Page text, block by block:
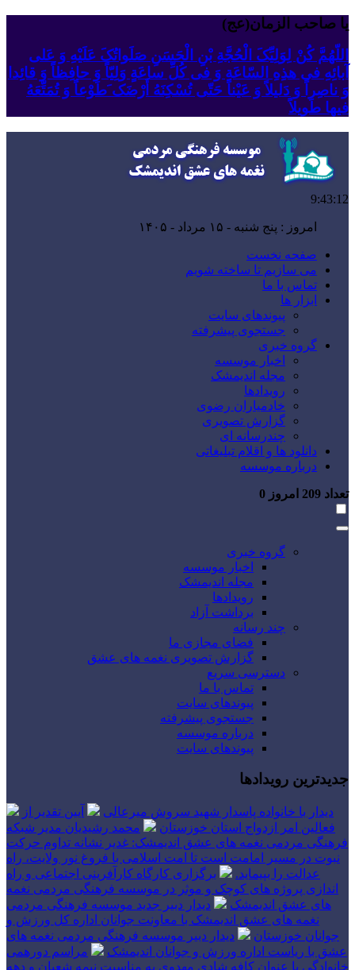
یا صاحب الزمان(عج)
اللّهُمَّ کُنْ لِوَلِیِّکَ الْحُجَّةِ بْنِ الْحَسَنِ صَلَواتُکَ عَلَیْهِ وَ عَلى
آبائِهِ فی هذِهِ السّاعَةِ وَ فی کُلِّ ساعَةٍ وَلِیّاً وَ حافِظاً وَ قائِدا
‏وَ ناصِراً وَ دَلیلاً وَ عَیْناً حَتّى تُسْکِنَهُ أَرْضَک َطَوْعاً وَ تُمَتِّعَهُ
فیها طَویلاً
9:43:13
برابر با : 22 - صفر - 1448
صفحه نخست
می سازیم تا ساخته شویم
تماس با ما
ابزار ها
پیوندهای سایت
جستجوی پیشرفته
گروه خبری
اخبار موسسه
مجله اندیمشک
رویدادها
خادمیاران رضوی
گزارش تصویری
چندرسانه ای
دانلود ها و اقلام تبلیغاتی
درباره موسسه
تعداد امروز 0
گروه خبری
اخبار موسسه
مجله اندیمشک
رویدادها
برداشت آزاد
چند رسانه
فضای مجازی ما
گزارش تصویری نغمه های عشق
دسترسی سریع
تماس با ما
پیوندهای سایت
جستجوی پیشرفته
درباره موسسه
پیوندهای سایت
جدیدترین رویدادها
دیدار با خانواده پاسدار شهید سروش میرعالی
آیین تقدیر از
فعالین امر ازدواج استان خوزستان
محمد رشیدیان مدیر شبکه
فرهنگی مردمی نغمه های عشق اندیمشک: غدیر نشانه تداوم حرکت
نبوت در مسیر امامت است تا امت اسلامی با فروغ نور ولایت، راه
عدالت را بپیماید.
برگزاری کارگاه کارآفرینی اجتماعی و راه
اندازی پروژه های کوچک و موثر در موسسه فرهنگی مردمی نغمه
های عشق اندیمشک
دیدار دبیر جدید موسسه فرهنگی مردمی
نغمه های عشق اندیمشک با معاونت جوانان اداره کل ورزش و
جوانان خوزستان
دیدار دبیر موسسه فرهنگی مردمی نغمه های
عشق با ریاست اداره ورزش و جوانان اندیمشک
مراسم دورهمی
خانوادگی با عنوان کافه شادی مهدوی به مناسبت نیمه شعبان و دهه